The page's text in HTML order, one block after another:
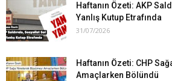
Haftanın Özeti: AKP
Yanlış Kutup Etrafında
31/07/2026
Haftanın Özeti: CHP
Amaçlarken Bölündü